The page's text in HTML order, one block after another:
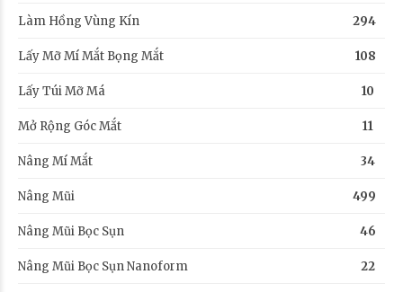
Làm Hồng Vùng Kín 294
Lấy Mỡ Mí Mắt Bọng Mắt 108
Lấy Túi Mỡ Má 10
Mở Rộng Góc Mắt 11
Nâng Mí Mắt 34
Nâng Mũi 499
Nâng Mũi Bọc Sụn 46
Nâng Mũi Bọc Sụn Nanoform 22